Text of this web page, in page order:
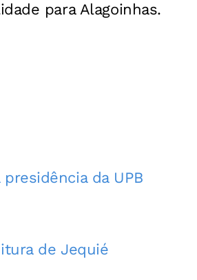
para Alagoinhas.
da UPB
de Jequié